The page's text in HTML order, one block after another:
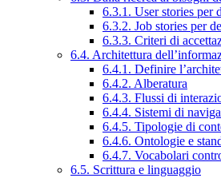
6.3.1. User stories per
6.3.2. Job stories per
6.3.3. Criteri di
6.4. Architettura
6.4.1. Definire
6.4.2. Alberatura
6.4.3. Flussi di
6.4.4. Sistemi di
6.4.5. Tipologie di
6.4.6. Ontologie e
6.4.7. Vocabolari
6.5. Scrittura e linguaggio